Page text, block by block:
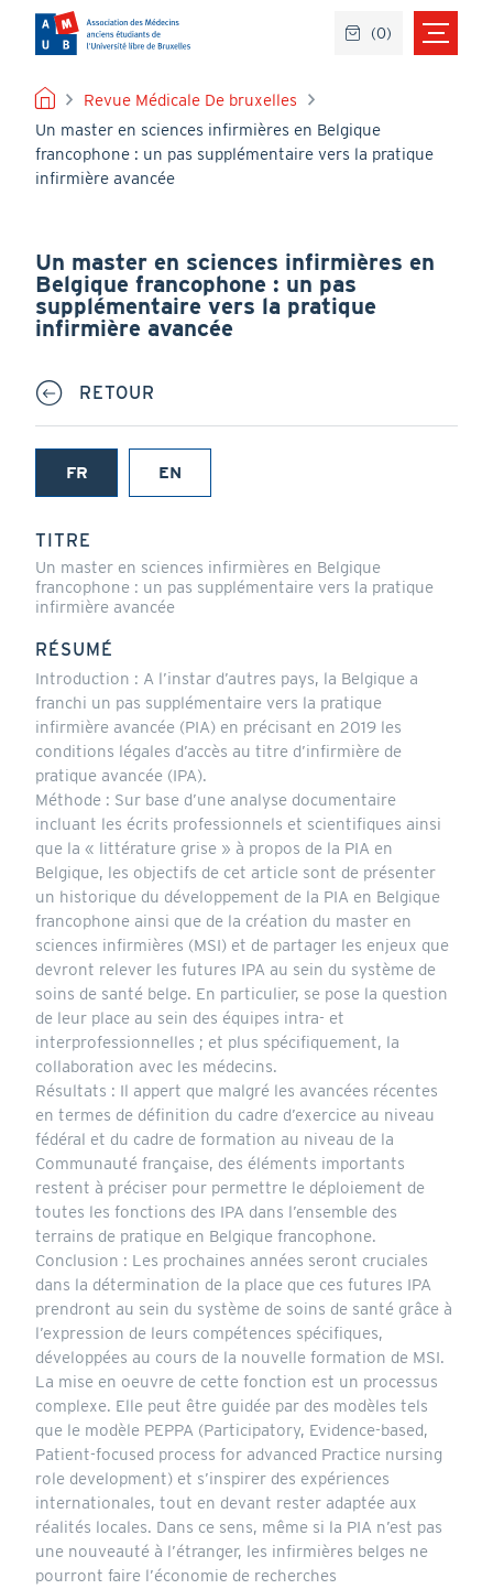
contenu
principal
FIL
D'ARIANE
Revue Médicale De bruxelles
Un master en sciences infirmières en Belgique
francophone : un pas supplémentaire vers la pratique
infirmière avancée
Un master en sciences infirmières en
Belgique francophone : un pas
supplémentaire vers la pratique
infirmière avancée
RETOUR
FR
(onglet
EN
TITRE
Un master en sciences infirmières en Belgique
francophone : un pas supplémentaire vers la pratique
infirmière avancée
RÉSUMÉ
Introduction : A l’instar d’autres pays, la Belgique a
franchi un pas supplémentaire vers la pratique
infirmière avancée (PIA) en précisant en 2019 les
conditions légales d’accès au titre d’infirmière de
pratique avancée (IPA).
Méthode : Sur base d’une analyse documentaire
incluant les écrits professionnels et scientifiques ainsi
que la « littérature grise » à propos de la PIA en
Belgique, les objectifs de cet article sont de présenter
un historique du développement de la PIA en Belgique
francophone ainsi que de la création du master en
sciences infirmières (MSI) et de partager les enjeux que
devront relever les futures IPA au sein du système de
soins de santé belge. En particulier, se pose la question
de leur place au sein des équipes intra- et
interprofessionnelles ; et plus spécifiquement, la
collaboration avec les médecins.
Résultats : Il appert que malgré les avancées récentes
en termes de définition du cadre d’exercice au niveau
fédéral et du cadre de formation au niveau de la
Communauté française, des éléments importants
restent à préciser pour permettre le déploiement de
toutes les fonctions des IPA dans l’ensemble des
terrains de pratique en Belgique francophone.
Conclusion : Les prochaines années seront cruciales
dans la détermination de la place que ces futures IPA
prendront au sein du système de soins de santé grâce à
l’expression de leurs compétences spécifiques,
développées au cours de la nouvelle formation de MSI.
La mise en oeuvre de cette fonction est un processus
complexe. Elle peut être guidée par des modèles tels
que le modèle PEPPA (Participatory, Evidence-based,
Patient-focused process for advanced Practice nursing
role development) et s’inspirer des expériences
internationales, tout en devant rester adaptée aux
réalités locales. Dans ce sens, même si la PIA n’est pas
une nouveauté à l’étranger, les infirmières belges ne
pourront faire l’économie de recherches
(0)